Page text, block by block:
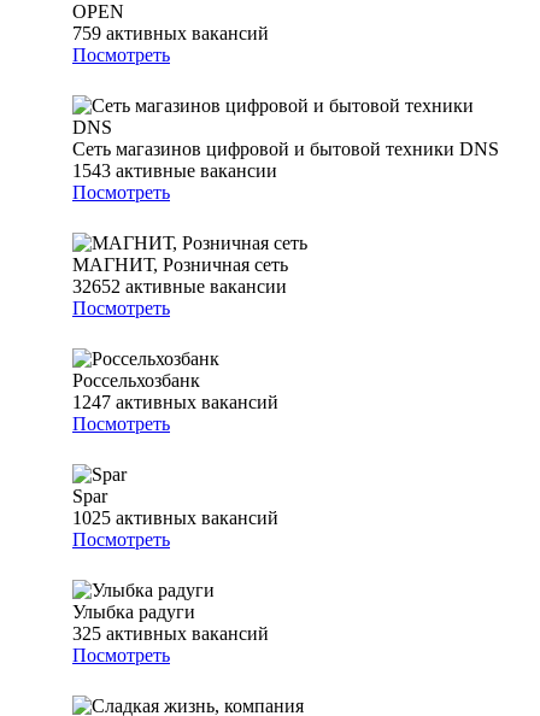
OPEN
759 активных вакансий
Посмотреть
Сеть магазинов цифровой и бытовой техники DNS
1543 активные вакансии
Посмотреть
МАГНИТ, Розничная сеть
32652 активные вакансии
Посмотреть
Россельхозбанк
1247 активных вакансий
Посмотреть
Spar
1025 активных вакансий
Посмотреть
Улыбка радуги
325 активных вакансий
Посмотреть